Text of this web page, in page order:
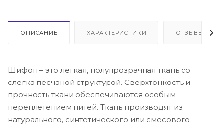
ОПИСАНИЕ ХАРАКТЕРИСТИКИ ОТЗЫВЫ
Шифон – это легкая, полупрозрачная ткань со
слегка песчаной структурой. Сверхтонкость и
прочность ткани обеспечиваются особым
переплетением нитей. Ткань производят из
натурального, синтетического или смесового